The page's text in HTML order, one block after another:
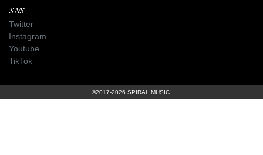
SNS
Twitter
Instagram
Youtube
TikTok
©2017-2026 SPIRAL MUSIC.